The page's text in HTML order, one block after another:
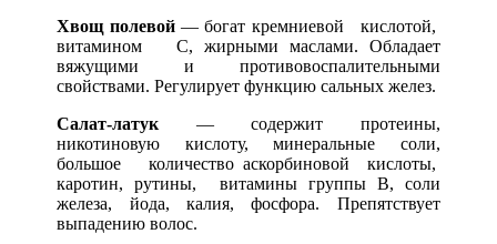
Хвощ полевой — богат кремниевой кислотой,
витамином С, жирными маслами. Обладает
вяжущими и противовоспалительными
свойствами. Регулирует функцию сальных желез.
Салат-латук — содержит протеины,
никотиновую кислоту, минеральные соли,
большое количество аскорбиновой кислоты,
каротин, рутины, витамины группы В, соли
железа, йода, калия, фосфора. Препятствует
выпадению волос.